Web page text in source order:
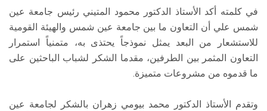
في كلمته أكد الأستاذ الدكتور محمود المتيني رئيس جامعة عين
شمس علي أن التعاون ما بين جامعة عين شمس والهيئة القومية
للاستشعار من البعد يمثل نموذجاً يحتذى به، متمنياً استمرار
التعاون المثمر بين الطرفين، مقدما الشكر لشباب الباحثين على
ما قدموه من مشروعات متميزة.
وتقدم الأستاذ الدكتور محمد بيومي زهران بالشكر لجامعة عين